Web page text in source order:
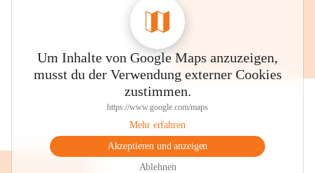
Um Inhalte von Google Maps anzuzeigen,
musst du der Verwendung externer Cookies
zustimmen.
https://www.google.com/maps
Mehr erfahren
Akzeptieren und anzeigen
Ablehnen